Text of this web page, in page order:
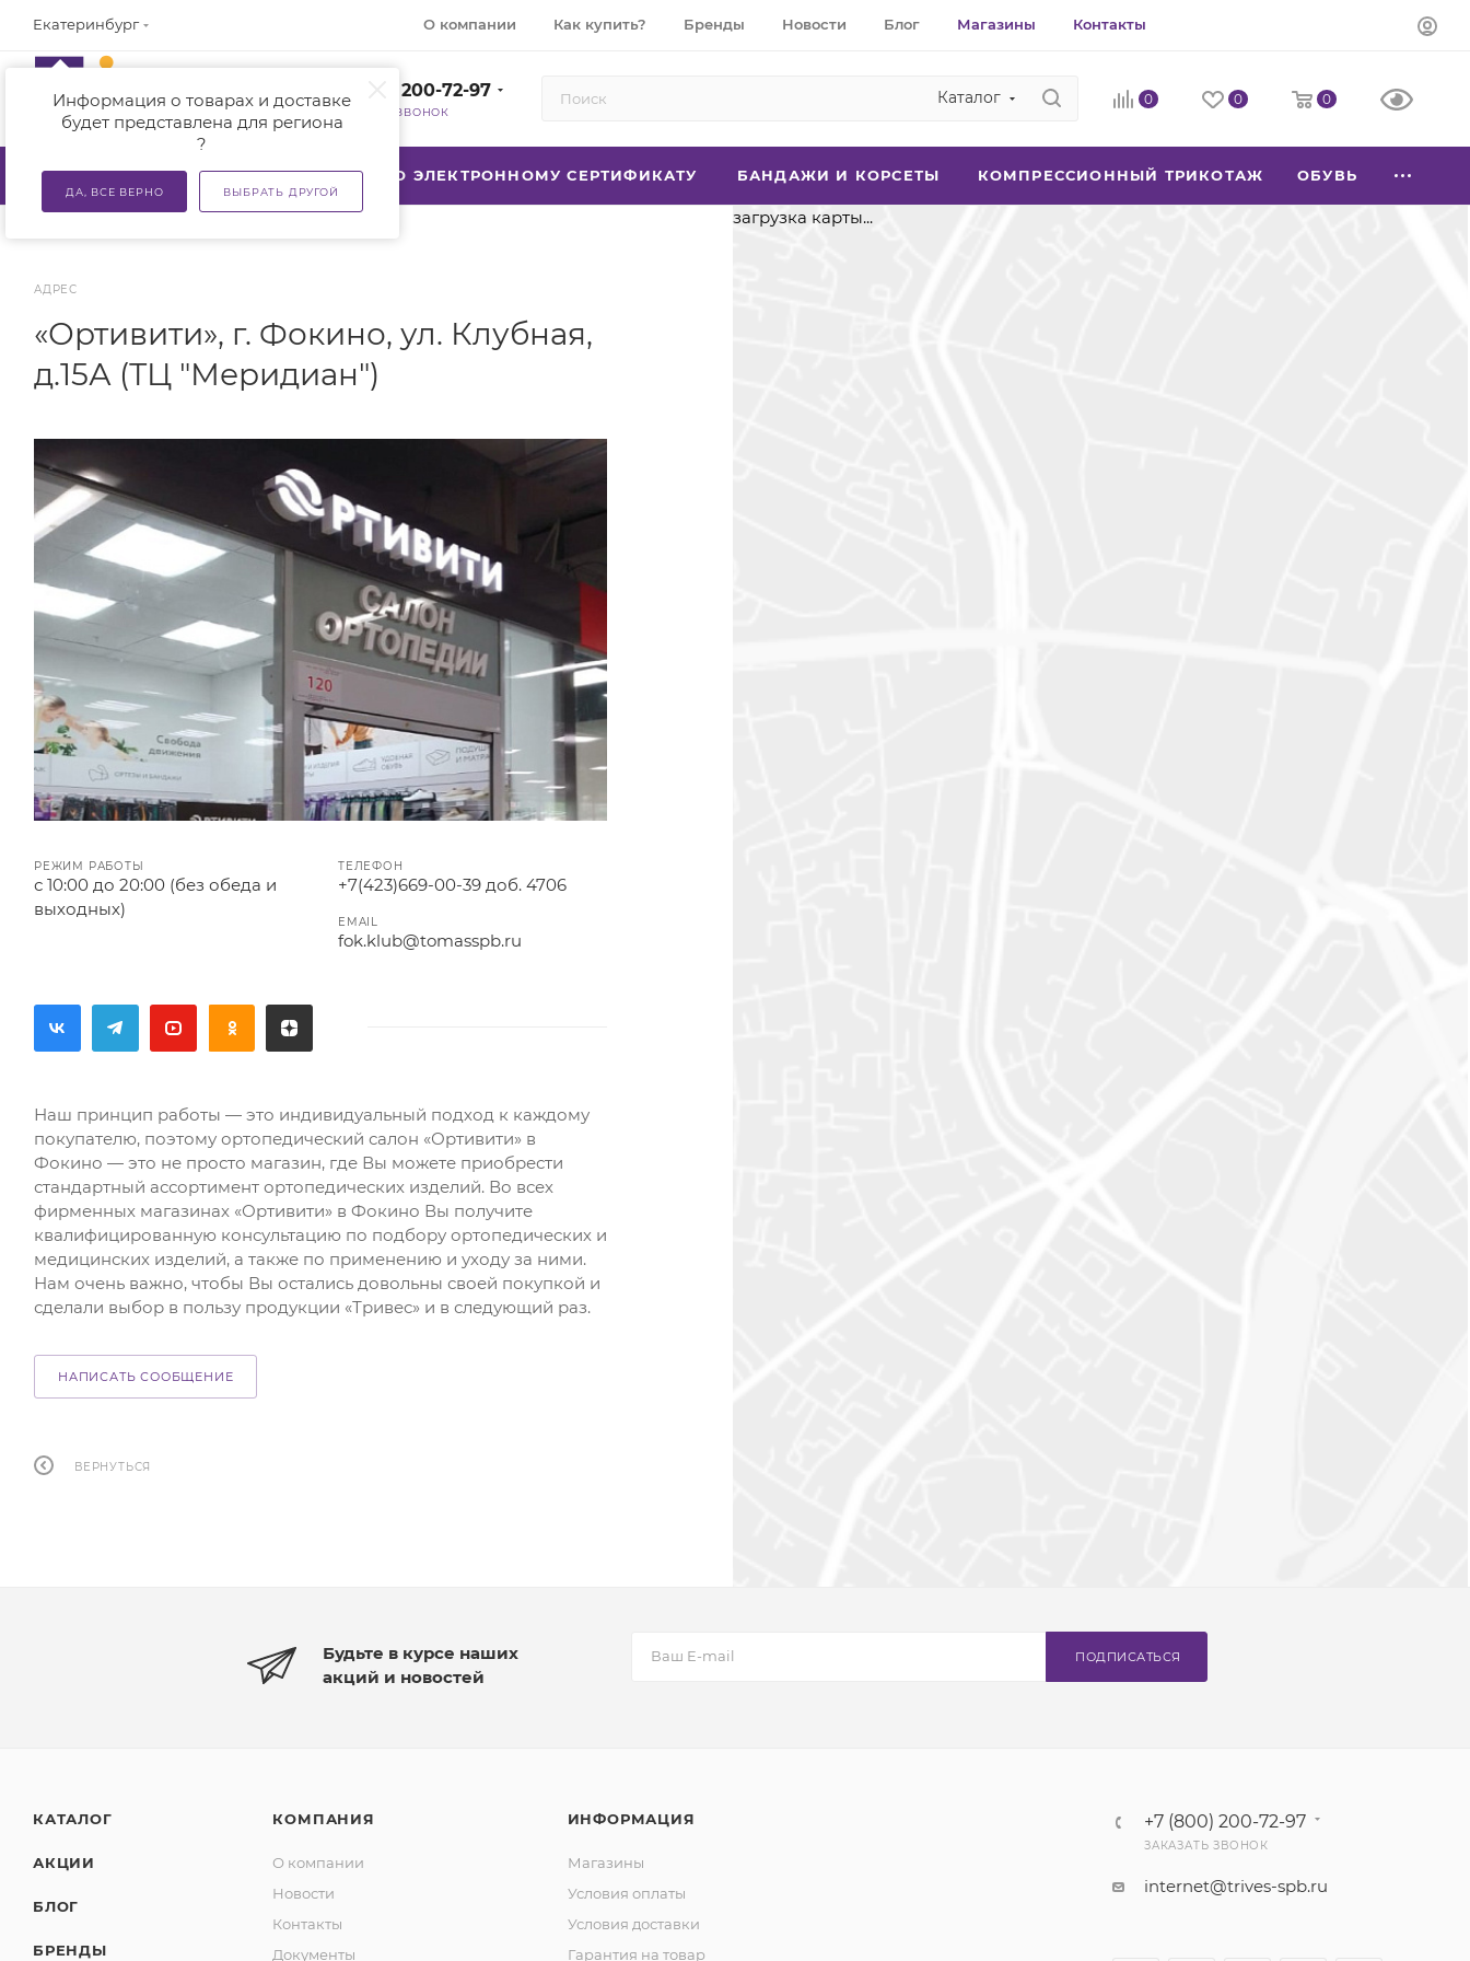
Екатеринбург
Информация о товарах и доставке
будет представлена для региона
?
ДА, ВСЕ ВЕРНО ВЫБРАТЬ ДРУГОЙ
О компании Как купить? Бренды Новости Блог Магазины Контакты
+7 (800) 200-72-97
ЗАКАЗАТЬ ЗВОНОК
Каталог 0 0 0
КАТАЛОГ АКЦИИ ТСР ПО ЭЛЕКТРОННОМУ СЕРТИФИКАТУ БАНДАЖИ И КОРСЕТЫ КОМПРЕССИОННЫЙ ТРИКОТАЖ ОБУВЬ
АДРЕС
«Ортивити», г. Фокино, ул. Клубная,
д.15А (ТЦ "Меридиан")
РЕЖИМ РАБОТЫ
с 10:00 до 20:00 (без обеда и
выходных)
ТЕЛЕФОН
+7(423)669-00-39 доб. 4706
EMAIL
fok.klub@tomasspb.ru
Наш принцип работы — это индивидуальный подход к каждому
покупателю, поэтому ортопедический салон «Ортивити» в
Фокино — это не просто магазин, где Вы можете приобрести
стандартный ассортимент ортопедических изделий. Во всех
фирменных магазинах «Ортивити» в Фокино Вы получите
квалифицированную консультацию по подбору ортопедических и
медицинских изделий, а также по применению и уходу за ними.
Нам очень важно, чтобы Вы остались довольны своей покупкой и
сделали выбор в пользу продукции «Тривес» и в следующий раз.
НАПИСАТЬ СООБЩЕНИЕ
ВЕРНУТЬСЯ
загрузка карты...
Будьте в курсе наших
акций и новостей
ПОДПИСАТЬСЯ
КАТАЛОГ
АКЦИИ
БЛОГ
БРЕНДЫ
КОМПАНИЯ
О компании
Новости
Контакты
Документы
ИНФОРМАЦИЯ
Магазины
Условия оплаты
Условия доставки
Гарантия на товар
+7 (800) 200-72-97
ЗАКАЗАТЬ ЗВОНОК
internet@trives-spb.ru